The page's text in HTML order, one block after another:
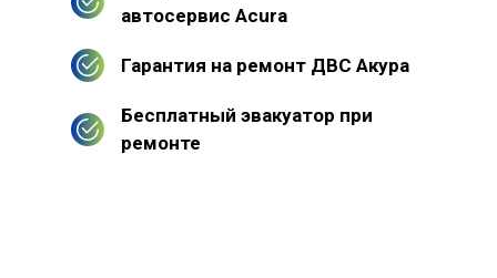
автосервис Acura
Гарантия на ремонт ДВС Акура
Бесплатный эвакуатор при
ремонте